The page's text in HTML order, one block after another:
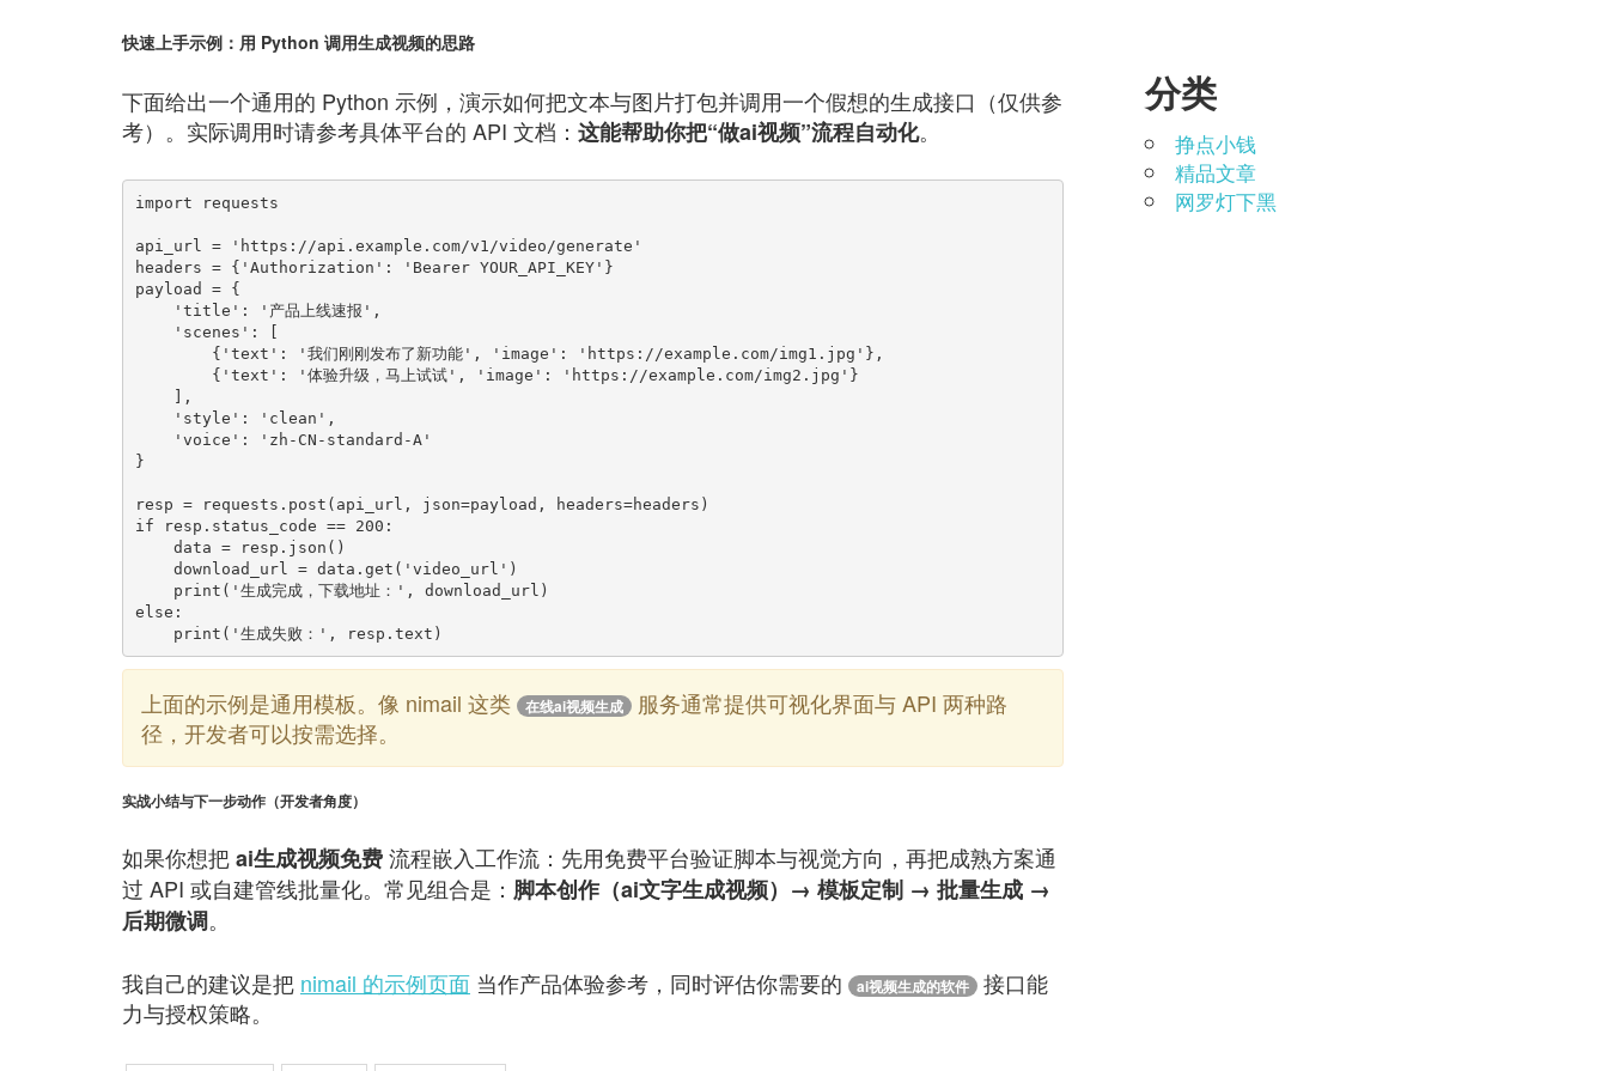
快速上手示例：用 Python 调用生成视频的思路
下面给出一个通用的 Python 示例，演示如何把文本与图片打包并调用一个假想的生成接口（仅供参
考）。实际调用时请参考具体平台的 API 文档： 这能帮助你把“做ai视频”流程自动化。
import requests
api_url = 'https://api.example.com/v1/video/generate'
headers = {'Authorization': 'Bearer YOUR_API_KEY'}
payload = {
}
resp = requests.post(api_url, json=payload, headers=headers)
if resp.status_code == 200:
else:
上面的示例是通用模板。像 nimail 这类 在线ai视频生成
服务通常提供可视化界面与 API 两种路
径，开发者可以按需选择。
实战小结与下一步动作（开发者角度）
如果你想把ai生成视频免费流程嵌入工作流：先用免费平台验证脚本与视觉方向，再把成熟方案通
过 API 或自建管线批量化。常见组合是： 脚本创作（ai文字生成视频）→ 模板定制 → 批量生成 →
后期微调。
我自己的建议是把 nimail 的示例页面 当作产品体验参考，同时评估你需要的 ai视频生成的软件
接口能
力与授权策略。
分类
挣点小钱
精品文章
网罗灯下黑